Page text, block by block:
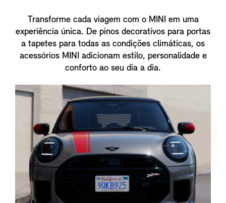
Transforme cada viagem com o MINI em uma
experiência única. De pinos decorativos para portas
a tapetes para todas as condições climáticas, os
acessórios MINI adicionam estilo, personalidade e
conforto ao seu dia a dia.